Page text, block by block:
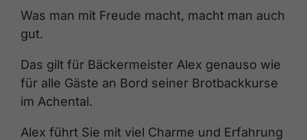
Was man mit Freude macht, macht man auch
gut.
Das gilt für Bäckermeister Alex genauso wie
für alle Gäste an Bord seiner Brotbackkurse
im Achental.
Alex führt Sie mit viel Charme und Erfahrung